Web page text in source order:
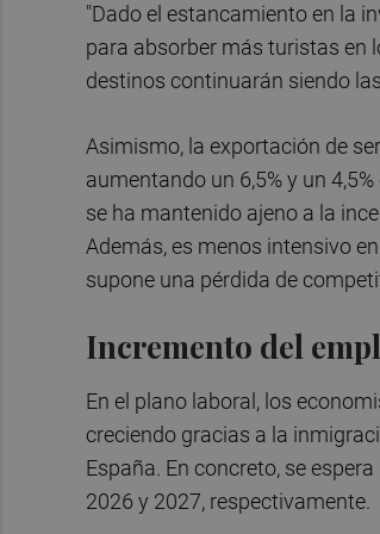
"Dado el estancamiento en la
para absorber más turistas en
destinos continuarán siendo
Asimismo, la exportación de
aumentando un 6,5% y un
se ha mantenido ajeno a la
Además, es menos intensivo
supone una pérdida de
Incremento del
En el plano laboral, los
creciendo gracias a la
España. En concreto, se
2026 y 2027, respectivamente.